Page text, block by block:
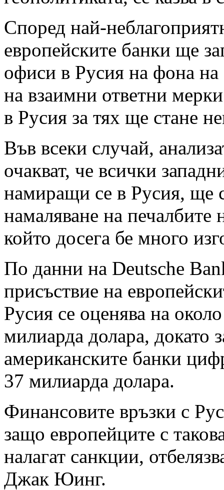
Според най-
европейските банки ще
офиси в Русия на фона на
на взаимни ответни
в Русия за тях ще стане
Във всеки случай,
очакват, че всички
намиращи се в Русия, ще
намаляване на печалбите
който досега бе много
По данни на Deutsche
присъствие на
Русия се оценява на
милиарда долара, докато
американските банки
37 милиарда долара.
Финансовите връзки с
защо европейците с
налагат санкции,
Джак Юинг.